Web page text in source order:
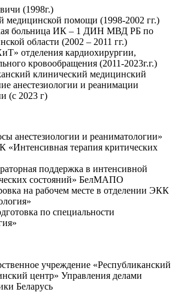
(1998г.)
медицинской помощи (1998-2002 гг.)
больница ИК – 1 ДИН МВД РБ по
области (2002 – 2011 гг.)
отделения кардиохирургии,
кровообращения (2011-2023г.г.)
клинический медицинский
анестезиологии и реанимации
(с 2023 г)
анестезиологии и реаниматологии»
«Интенсивная терапия критических
поддержка в интенсивной
состояний» БелМАПО
на рабочем месте в отделении ЭКК
по специальности
учреждение «Республиканский
центр» Управления делами
Беларусь